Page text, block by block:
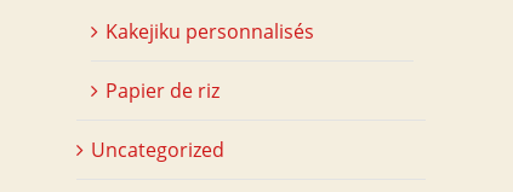
Kakejiku personnalisés
Papier de riz
Uncategorized